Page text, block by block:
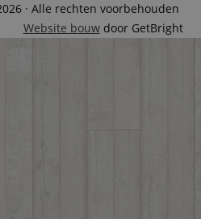
· Alle rechten voorbehouden
Website bouwdoor GetBright